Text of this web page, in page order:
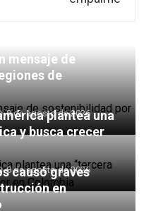
mensaje de
de
8 de agosto de 2026
plantea una
y busca crecer
8 de agosto de 2026
causó graves
en